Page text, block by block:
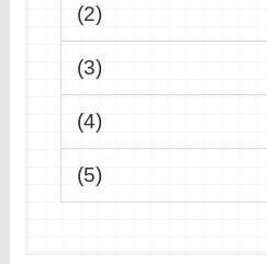
(2)
(3)
(4)
(5)